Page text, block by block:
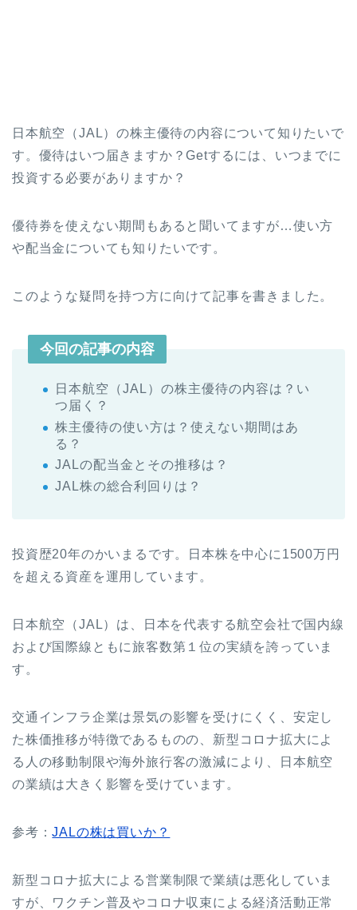
日本航空（JAL）の株主優待の内容について知りたいで
す。優待はいつ届きますか？Getするには、いつまでに
投資する必要がありますか？
優待券を使えない期間もあると聞いてますが…使い方
や配当金についても知りたいです。
このような疑問を持つ方に向けて記事を書きました。
今回の記事の内容
日本航空（JAL）の株主優待の内容は？い
つ届く？
株主優待の使い方は？使えない期間はあ
る？
JALの配当金とその推移は？
JAL株の総合利回りは？
投資歴20年のかいまるです。日本株を中心に1500万円
を超える資産を運用しています。
日本航空（JAL）は、日本を代表する航空会社で国内線
および国際線ともに旅客数第１位の実績を誇っていま
す。
交通インフラ企業は景気の影響を受けにくく、安定し
た株価推移が特徴であるものの、新型コロナ拡大によ
る人の移動制限や海外旅行客の激減により、日本航空
の業績は大きく影響を受けています。
参考：JALの株は買いか？
新型コロナ拡大による営業制限で業績は悪化していま
すが、ワクチン普及やコロナ収束による経済活動正常